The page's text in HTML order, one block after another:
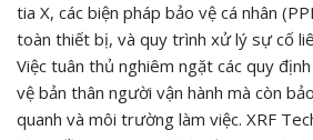
tia X, các biện pháp bảo vệ cá nhân
toàn thiết bị, và quy trình xử lý sự cố
Việc tuân thủ nghiêm ngặt các quy
vệ bản thân người vận hành mà còn
quanh và môi trường làm việc. XRF